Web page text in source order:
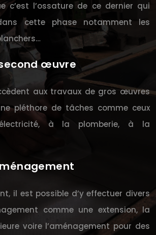
c’est l’ossature de ce dernier qui
cette phase notamment les
œuvre
aux travaux de gros œuvres
pléthore de tâches comme ceux
à la plomberie, à la
il est possible d’y effectuer divers
comme une extension, la
voire l’aménagement pour des